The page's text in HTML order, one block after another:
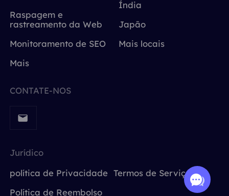
Raspagem e
rastreamento da Web
Monitoramento de SEO
Mais
Índia
Japão
Mais locais
CONTATE-NOS
Jurídico
política de Privacidade Termos de Serviço
Política de Reembolso